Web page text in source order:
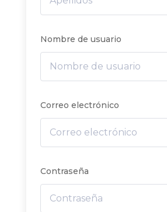
Nombre de usuario
Correo electrónico
Contraseña